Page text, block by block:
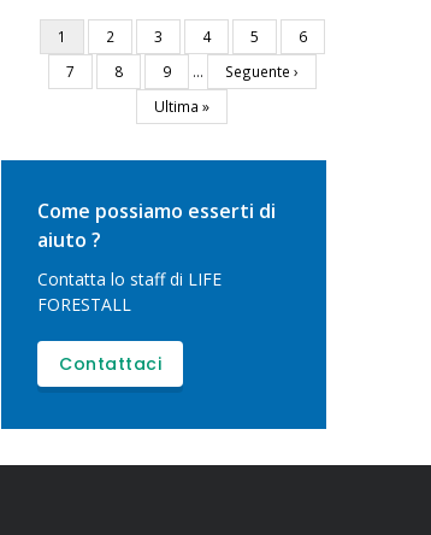
Paginazione
Pagina
attuale
1 Pagina
2 Pagina
3 Pagina
4 Pagina
5 Pagina
6
Pagina
7 Pagina
8 Pagina
9 …
Pagina
successiva
Seguente ›
Ultima
pagina
Ultima »
Come possiamo esserti di
aiuto ?
Contatta lo staff di LIFE
FORESTALL
Contattaci